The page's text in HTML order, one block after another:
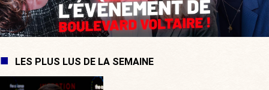
LES PLUS LUS DE LA SEMAINE